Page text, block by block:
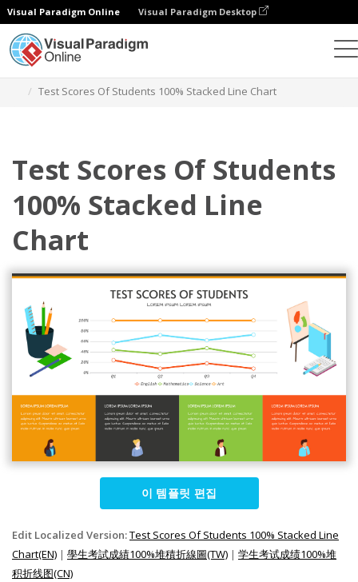
Visual Paradigm Online Visual Paradigm Desktop
Test Scores Of Students 100% Stacked Line Chart
Test Scores Of Students
100% Stacked Line
Chart
이 템플릿 편집
Edit Localized Version:Test Scores Of Students 100% Stacked Line
Chart(EN) | 學生考試成績100%堆積折線圖(TW) | 学生考试成绩100%堆
积折线图(CN)